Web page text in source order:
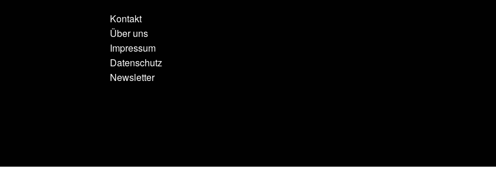
Kontakt
Über uns
Impressum
Datenschutz
Newsletter